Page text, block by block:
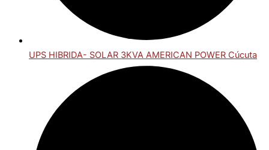
UPS HIBRIDA- SOLAR 3KVA AMERICAN POWER Cúcuta